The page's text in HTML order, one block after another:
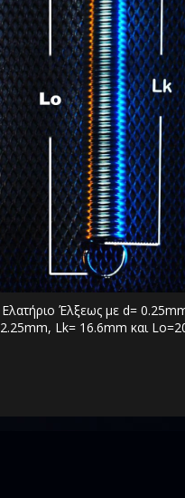
Ελατήριο Έλξεως με d=
2.25mm, Lk= 16.6mm και